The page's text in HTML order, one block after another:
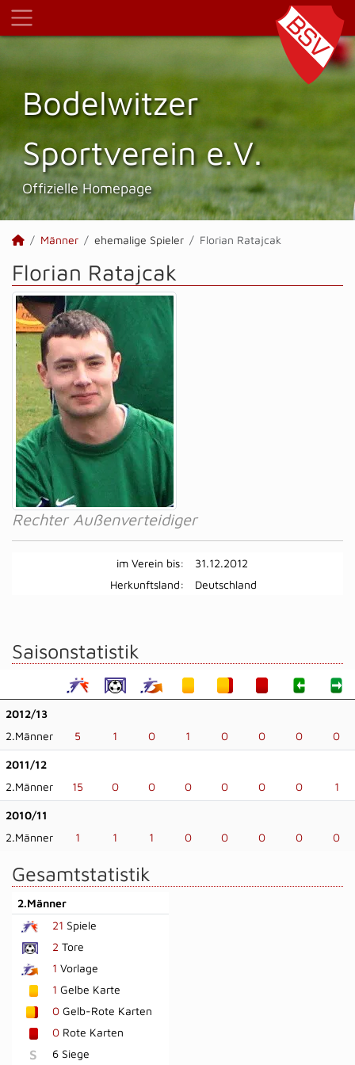
Bodelwitzer
Sportverein e.V.
Offizielle Homepage
Männer ehemalige Spieler Florian Ratajcak
Florian Ratajcak
Rechter Außenverteidiger
im Verein bis:
31.12.2012
Herkunftsland:
Deutschland
Saisonstatistik
2012/13
2.Männer
5 1 0 1 0 0 0 0
2011/12
2.Männer
15 0 0 0 0 0 0 1
2010/11
2.Männer
1 1 1 0 0 0 0 0
Gesamtstatistik
2.Männer
21 Spiele
2 Tore
1 Vorlage
1 Gelbe Karte
0 Gelb-Rote Karten
0 Rote Karten
S 6 Siege